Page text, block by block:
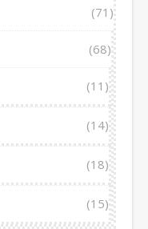
(71)
(68)
(11)
(14)
(18)
(15)